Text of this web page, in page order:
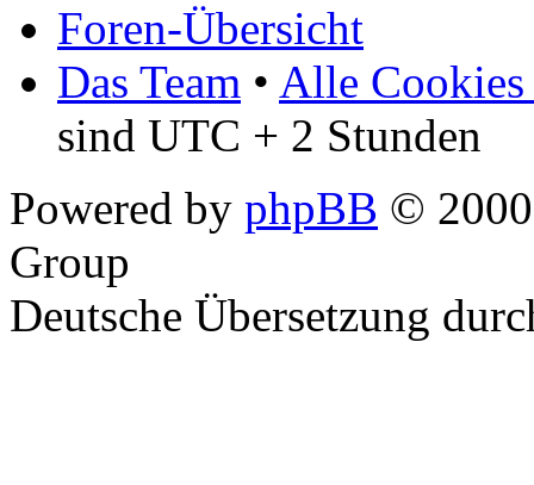
Foren-Übersicht
Das Team • Alle Cookies
sind UTC + 2 Stunden
Powered by phpBB ©
Group
Deutsche Übersetzung